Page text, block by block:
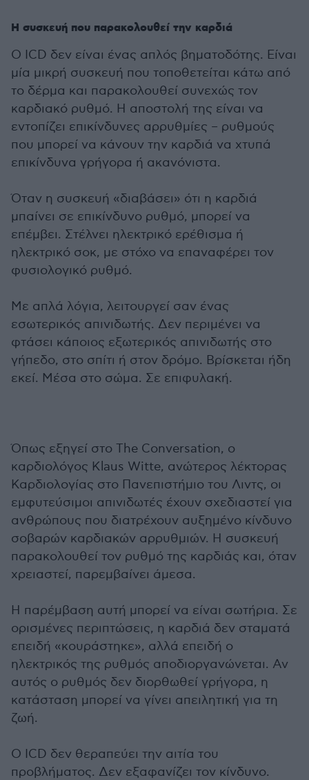
Η συσκευή που παρακολουθεί την καρδιά
Ο ICD δεν είναι ένας απλός βηματοδότης. Είναι
μία μικρή συσκευή που τοποθετείται κάτω από
το δέρμα και παρακολουθεί συνεχώς τον
καρδιακό ρυθμό. Η αποστολή της είναι να
εντοπίζει επικίνδυνες αρρυθμίες – ρυθμούς
που μπορεί να κάνουν την καρδιά να χτυπά
επικίνδυνα γρήγορα ή ακανόνιστα.
Όταν η συσκευή «διαβάσει» ότι η καρδιά
μπαίνει σε επικίνδυνο ρυθμό, μπορεί να
επέμβει. Στέλνει ηλεκτρικό ερέθισμα ή
ηλεκτρικό σοκ, με στόχο να επαναφέρει τον
φυσιολογικό ρυθμό.
Με απλά λόγια, λειτουργεί σαν ένας
εσωτερικός απινιδωτής. Δεν περιμένει να
φτάσει κάποιος εξωτερικός απινιδωτής στο
γήπεδο, στο σπίτι ή στον δρόμο. Βρίσκεται ήδη
εκεί. Μέσα στο σώμα. Σε επιφυλακή.
Όπως εξηγεί στο The Conversation, ο
καρδιολόγος Klaus Witte, ανώτερος λέκτορας
Καρδιολογίας στο Πανεπιστήμιο του Λιντς, οι
εμφυτεύσιμοι απινιδωτές έχουν σχεδιαστεί για
ανθρώπους που διατρέχουν αυξημένο κίνδυνο
σοβαρών καρδιακών αρρυθμιών. Η συσκευή
παρακολουθεί τον ρυθμό της καρδιάς και, όταν
χρειαστεί, παρεμβαίνει άμεσα.
Η παρέμβαση αυτή μπορεί να είναι σωτήρια. Σε
ορισμένες περιπτώσεις, η καρδιά δεν σταματά
επειδή «κουράστηκε», αλλά επειδή ο
ηλεκτρικός της ρυθμός αποδιοργανώνεται. Αν
αυτός ο ρυθμός δεν διορθωθεί γρήγορα, η
κατάσταση μπορεί να γίνει απειλητική για τη
ζωή.
Ο ICD δεν θεραπεύει την αιτία του
προβλήματος. Δεν εξαφανίζει τον κίνδυνο.